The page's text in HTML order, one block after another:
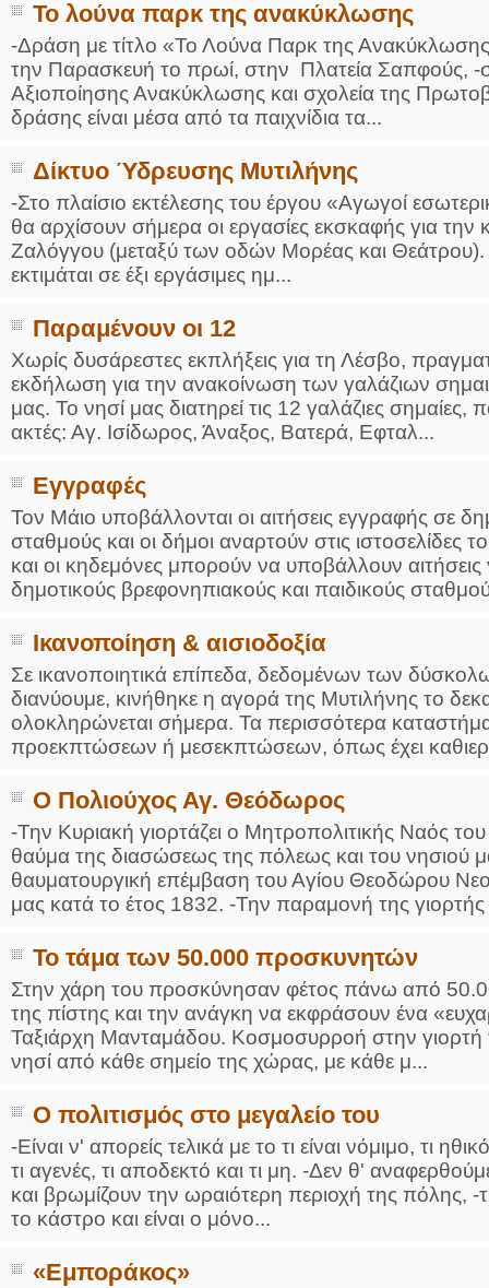
Το λούνα παρκ της ανακύκλωσης
-Δράση με τίτλο «Το Λούνα Παρκ της
την Παρασκευή το πρωί, στην Πλατεία Σαπφούς, -
Αξιοποίησης Ανακύκλωσης και σχολεία της
δράσης είναι μέσα από τα παιχνίδια τα...
Δίκτυο Ύδρευσης Μυτιλήνης
-Στο πλαίσιο εκτέλεσης του έργου «Αγωγοί
θα αρχίσουν σήμερα οι εργασίες εκσκαφής για
Ζαλόγγου (μεταξύ των οδών Μορέας και
εκτιμάται σε έξι εργάσιμες ημ...
Παραμένουν οι 12
Χωρίς δυσάρεστες εκπλήξεις για τη Λέσβο,
εκδήλωση για την ανακοίνωση των γαλάζιων
μας. Το νησί μας διατηρεί τις 12 γαλάζιες σημαίες,
ακτές: Αγ. Ισίδωρος, Άναξος, Βατερά, Εφταλ...
Εγγραφές
Τον Μάιο υποβάλλονται οι αιτήσεις εγγραφής σε
σταθμούς και οι δήμοι αναρτούν στις ιστοσελίδες
και οι κηδεμόνες μπορούν να υποβάλλουν
δημοτικούς βρεφονηπιακούς και παιδικούς
Ικανοποίηση & αισιοδοξία
Σε ικανοποιητικά επίπεδα, δεδομένων των
διανύουμε, κινήθηκε η αγορά της Μυτιλήνης το
ολοκληρώνεται σήμερα. Τα περισσότερα
προεκπτώσεων ή μεσεκπτώσεων, όπως έχει
Ο Πολιούχος Αγ. Θεόδωρος
-Την Κυριακή γιορτάζει ο Μητροπολιτικής Ναός
θαύμα της διασώσεως της πόλεως και του νησιού
θαυματουργική επέμβαση του Αγίου Θεοδώρου
μας κατά το έτος 1832. -Την παραμονή της
Το τάμα των 50.000 προσκυνητών
Στην χάρη του προσκύνησαν φέτος πάνω από
της πίστης και την ανάγκη να εκφράσουν ένα
Ταξιάρχη Μανταμάδου. Κοσμοσυρροή στην γιορτή
νησί από κάθε σημείο της χώρας, με κάθε μ...
Ο πολιτισμός στο μεγαλείο του
-Είναι ν' απορείς τελικά με το τι είναι νόμιμο, τι
τι αγενές, τι αποδεκτό και τι μη. -Δεν θ'
και βρωμίζουν την ωραιότερη περιοχή της πόλης, -
το κάστρο και είναι ο μόνο...
«Εμποράκος»